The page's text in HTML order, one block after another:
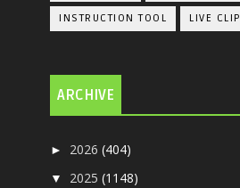
INSTRUCTION TOOL LIVE CLIP
ARCHIVE
► 2026(404)
▼ 2025(1148)